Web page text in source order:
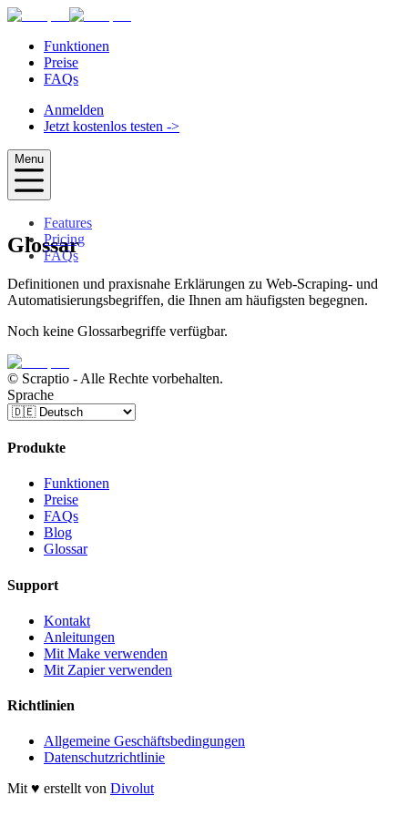
Funktionen
Preise
FAQs
Anmelden
Jetzt kostenlos testen ->
Menu
Features
Pricing
FAQs
Glossar
Definitionen und praxisnahe Erklärungen zu Web-Scraping- und
Automatisierungsbegriffen, die Ihnen am häufigsten begegnen.
Noch keine Glossarbegriffe verfügbar.
© Scraptio - Alle Rechte vorbehalten.
Sprache
Produkte
Funktionen
Preise
FAQs
Blog
Glossar
Support
Kontakt
Anleitungen
Mit Make verwenden
Mit Zapier verwenden
Richtlinien
Allgemeine Geschäftsbedingungen
Datenschutzrichtlinie
Mit ♥ erstellt von Divolut